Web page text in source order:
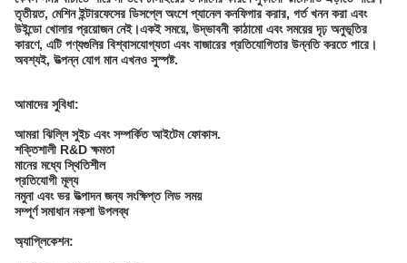
তৃতীয়ত, মেশিন ইন্টারফেসের ডিসপ্লে অংশে প্যানেল কনফিগার করার, গর্ত খনন করা এবং
উইন্ডো খোলার প্রয়োজন নেই।একই সময়ে, উদ্ভাবনী কাঠামো এবং সময়ের দৃঢ় অনুভূতির
কারণে, এটি পণ্যগুলির বিশ্বাসযোগ্যতা এবং বাজারের প্রতিযোগিতার উন্নতি করতে পারে।
অবশ্যই, উত্পন্ন যোগ মান এখনও সুস্পষ্ট.
আমাদের সুবিধা:
আমরা ঝিল্লি সুইচ এবং সম্পর্কিত আইটেম ফোকাস.
শক্তিশালী R&D ক্ষমতা
মানের মধ্যে স্থিতিশীল
প্রতিযোগী মূল্য
নমুনা এবং ভর উত্পাদন জন্য সংক্ষিপ্ত লিড সময়
সম্পূর্ণ সমাধান নকশা উপলব্ধ
অ্যাপ্লিকেশন: